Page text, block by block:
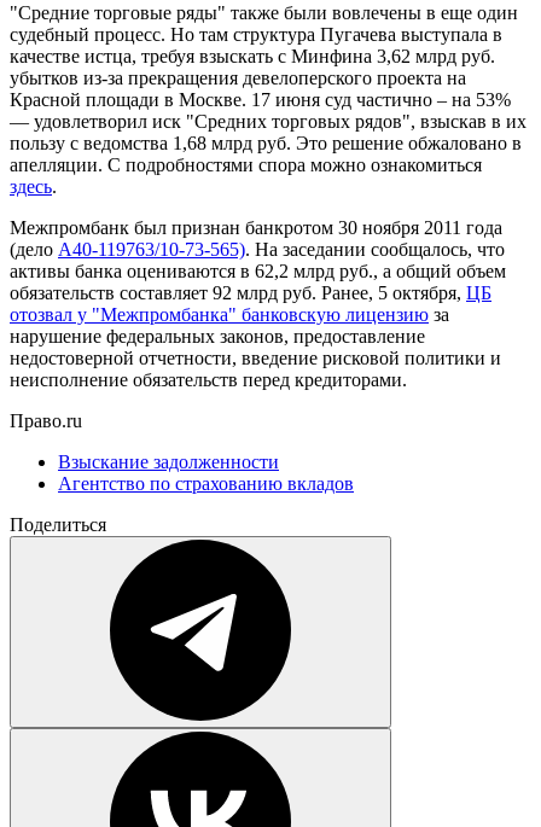
"Средние торговые ряды" также были вовлечены в еще один
судебный процесс. Но там структура Пугачева выступала в
качестве истца, требуя взыскать с Минфина 3,62 млрд руб.
убытков из-за прекращения девелоперского проекта на
Красной площади в Москве. 17 июня суд частично – на 53%
— удовлетворил иск "Средних торговых рядов", взыскав в их
пользу с ведомства 1,68 млрд руб. Это решение обжаловано в
апелляции. С подробностями спора можно ознакомиться
здесь.
Межпромбанк был признан банкротом 30 ноября 2011 года
(дело А40-119763/10-73-565). На заседании сообщалось, что
активы банка оцениваются в 62,2 млрд руб., а общий объем
обязательств составляет 92 млрд руб. Ранее, 5 октября, ЦБ
отозвал у "Межпромбанка" банковскую лицензию за
нарушение федеральных законов, предоставление
недостоверной отчетности, введение рисковой политики и
неисполнение обязательств перед кредиторами.
Право.ru
Взыскание задолженности
Агентство по страхованию вкладов
Поделиться